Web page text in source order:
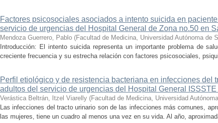
Factores psicosociales asociados a intento suicida en
servicio de urgencias del Hospital General de Zona no.50 en
Mendoza Guerrero, Pablo (Facultad de Medicina, Universidad Autónoma de
Introducción: El intento suicida representa un importante problema de
creciente frecuencia y su estrecha relación con factores psicosociales,
Perfil etiológico y de resistencia bacteriana en infecciones del
adultos del servicio de urgencias del Hospital General
Verástica Beltrán, Itzel Viarelly (Facultad de Medicina, Universidad
Las infecciones del tracto urinario son de las infecciones más comunes,
las mujeres, tiene un cuadro al menos una vez en su vida. Al año,